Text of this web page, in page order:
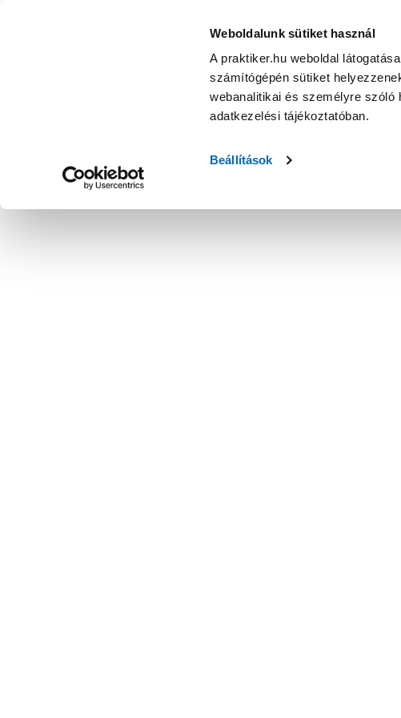
Weboldalunk sütiket használ
A praktiker.hu weboldal
számítógépén sütiket
webanalitikai és személyre szóló
adatkezelési tájékoztatóban.
Beállítások